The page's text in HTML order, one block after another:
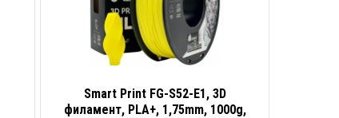
Smart Print FG-S52-E1, 3D
филамент, PLA+, 1,75mm, 1000g,